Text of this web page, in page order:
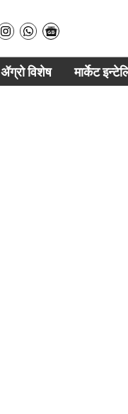
ॲग्रो विशेष मार्केट